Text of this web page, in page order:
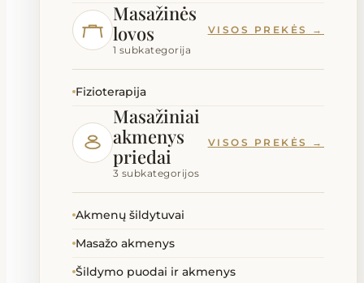
Masažinės
lovos
1 subkategorija
VISOS PREKĖS →
Fizioterapija
Masažiniai
akmenys
priedai
3 subkategorijos
VISOS PREKĖS →
Akmenų šildytuvai
Masažo akmenys
Šildymo puodai ir akmenys